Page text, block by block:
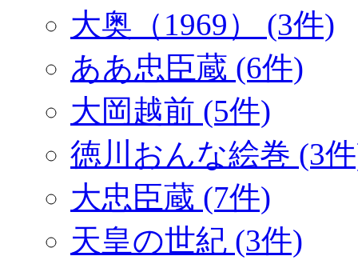
大奥（1969） (3件)
ああ忠臣蔵 (6件)
大岡越前 (5件)
徳川おんな絵巻 (3
大忠臣蔵 (7件)
天皇の世紀 (3件)